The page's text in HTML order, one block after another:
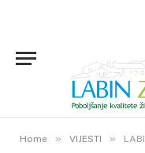
Home » VIJESTI »
LABINSKI
ZAVRŠNOJ
PROJEKTA
DROPP-APP
12. LIPNJA 2017. 0